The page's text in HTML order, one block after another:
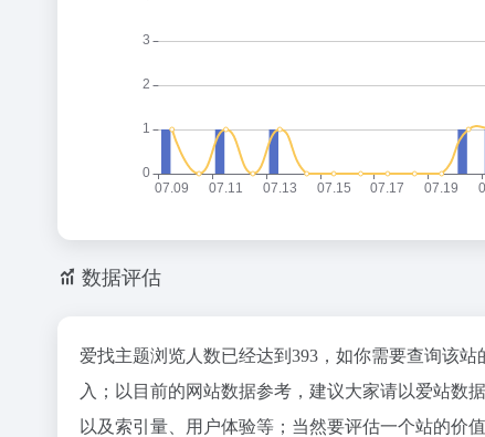
数据评估
爱找主题浏览人数已经达到393，如你需要查询该
入；以目前的网站数据参考，建议大家请以爱站数
以及索引量、用户体验等；当然要评估一个站的价